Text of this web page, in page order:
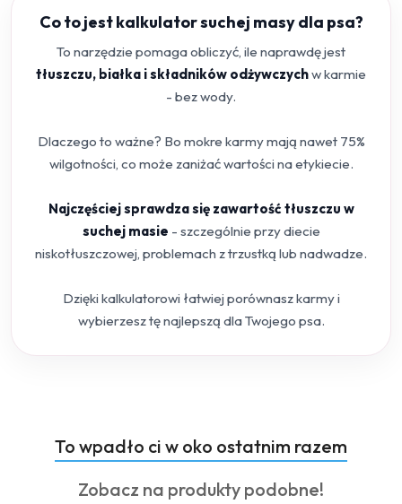
Co to jest kalkulator suchej masy dla psa?
To narzędzie pomaga obliczyć, ile naprawdę jest
tłuszczu, białka i składników odżywczychw karmie
- bez wody.
Dlaczego to ważne? Bo mokre karmy mają nawet 75%
wilgotności, co może zaniżać wartości na etykiecie.
Najczęściej sprawdza się zawartość tłuszczu w
suchej masie - szczególnie przy diecie
niskotłuszczowej, problemach z trzustką lub nadwadze.
Dzięki kalkulatorowi łatwiej porównasz karmy i
wybierzesz tę najlepszą dla Twojego psa.
Pomiń karuzelę produktów
Produkty
o
statusie:
To wpadło ci w oko ostatnim razem
Produkty
Zobacz na produkty podobne!